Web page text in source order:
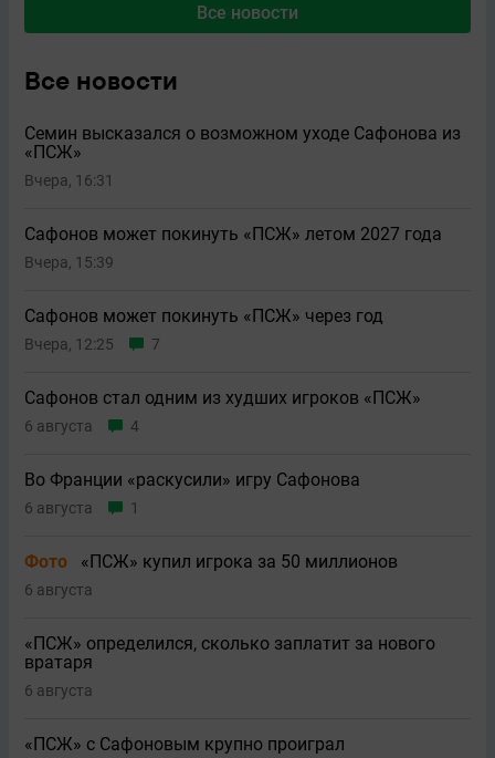
Все новости
Все новости
Семин высказался о возможном уходе Сафонова из
«ПСЖ»
Вчера, 16:31
Сафонов может покинуть «ПСЖ» летом 2027 года
Вчера, 15:39
Сафонов может покинуть «ПСЖ» через год
Вчера, 12:25 7
Сафонов стал одним из худших игроков «ПСЖ»
6 августа 4
Во Франции «раскусили» игру Сафонова
6 августа 1
Фото «ПСЖ» купил игрока за 50 миллионов
6 августа
«ПСЖ» определился, сколько заплатит за нового
вратаря
6 августа
«ПСЖ» с Сафоновым крупно проиграл